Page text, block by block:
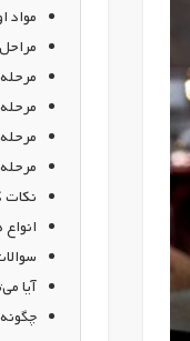
مرحله 1: آماده‌سازی گوشت
مرحله 2: شکل دادن به همبرگر
مرحله 3: پخت همبرگر
مرحله 4: آماده‌سازی نان و افزودنی‌ها
آیا